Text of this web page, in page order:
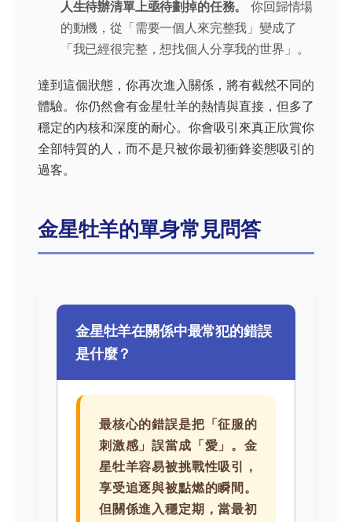
人生待辦清單上亟待劃掉的任務。
你回歸情場
的動機，從「需要一個人來完整我」變成了
「我已經很完整，想找個人分享我的世界」。
達到這個狀態，你再次進入關係，將有截然不同的
體驗。你仍然會有金星牡羊的熱情與直接，但多了
穩定的內核和深度的耐心。你會吸引來真正欣賞你
全部特質的人，而不是只被你最初衝鋒姿態吸引的
過客。
金星牡羊的單身常見問答
金星牡羊在關係中最常犯的錯誤
是什麼？
最核心的錯誤是把「征服的
刺激感」誤當成「愛」。金
星牡羊容易被挑戰性吸引，
享受追逐與被點燃的瞬間。
但關係進入穩定期，當最初